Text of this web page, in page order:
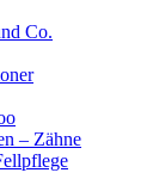
Co.
– Zähne